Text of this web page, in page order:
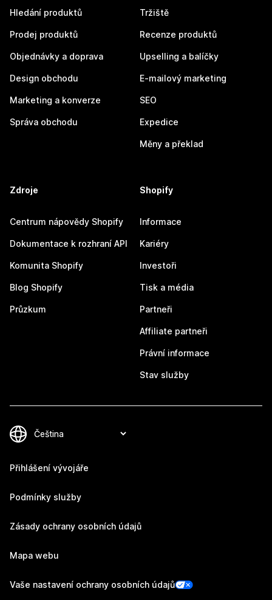
Hledání produktů
Prodej produktů
Objednávky a doprava
Design obchodu
Marketing a konverze
Správa obchodu
Tržiště
Recenze produktů
Upselling a balíčky
E-mailový marketing
SEO
Expedice
Měny a překlad
Zdroje
Centrum nápovědy Shopify
Dokumentace k rozhraní API
Komunita Shopify
Blog Shopify
Průzkum
Shopify
Informace
Kariéry
Investoři
Tisk a média
Partneři
Affiliate partneři
Právní informace
Stav služby
Přihlášení vývojáře
Podmínky služby
Zásady ochrany osobních údajů
Mapa webu
Vaše nastavení ochrany osobních údajů